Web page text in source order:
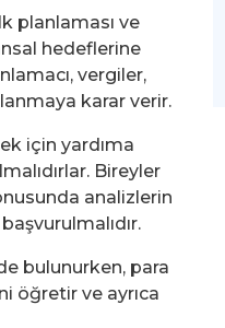
planlaması ve
hedeflerine
vergiler,
karar verir.
için yardıma
Bireyler
analizlerin
bulunurken, para
öğretir ve ayrıca